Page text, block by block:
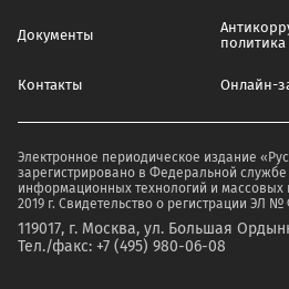
Документы
политика
Контакты Онлайн-
Электронное периодическое издание
зарегистрировано в Федеральной
информационных технологий и массовых
2019 г. Свидетельство о регистрации ЭЛ №
119017, г. Москва, ул. Большая
Тел./факс: +7 (495) 980-06-08